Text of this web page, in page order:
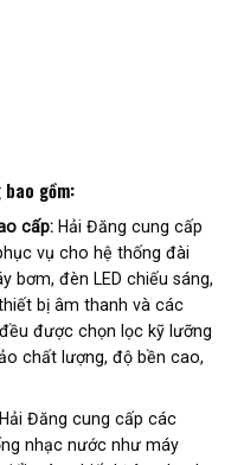
bao gồm:
cấp:Hải Đăng cung cấp
vụ cho hệ thống đài
bơm, đèn LED chiếu sáng,
bị âm thanh và các
được chọn lọc kỹ lưỡng
chất lượng, độ bền cao,
Đăng cung cấp các
nhạc nước như máy